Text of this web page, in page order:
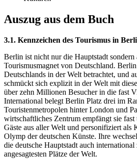
Auszug aus dem Buch
3.1. Kennzeichen des Tourismus in
Berlin ist nicht nur die Hauptstadt sondern
Tourismusmagnet von Deutschland.
Deutschlands in der Welt betrachtet, und
schmückt sich explizit in der Welt mit
über zehn Millionen Besucher in die fast
International belegt Berlin Platz drei im
Touristenmetropolen hinter London und
wirtschaftliches Zentrum empfängt sie
Gäste aus aller Welt und personifiziert als
Olymp der deutschen Künste. Ihre
die deutsche Hauptstadt auch international
angesagtesten Plätze der Welt.